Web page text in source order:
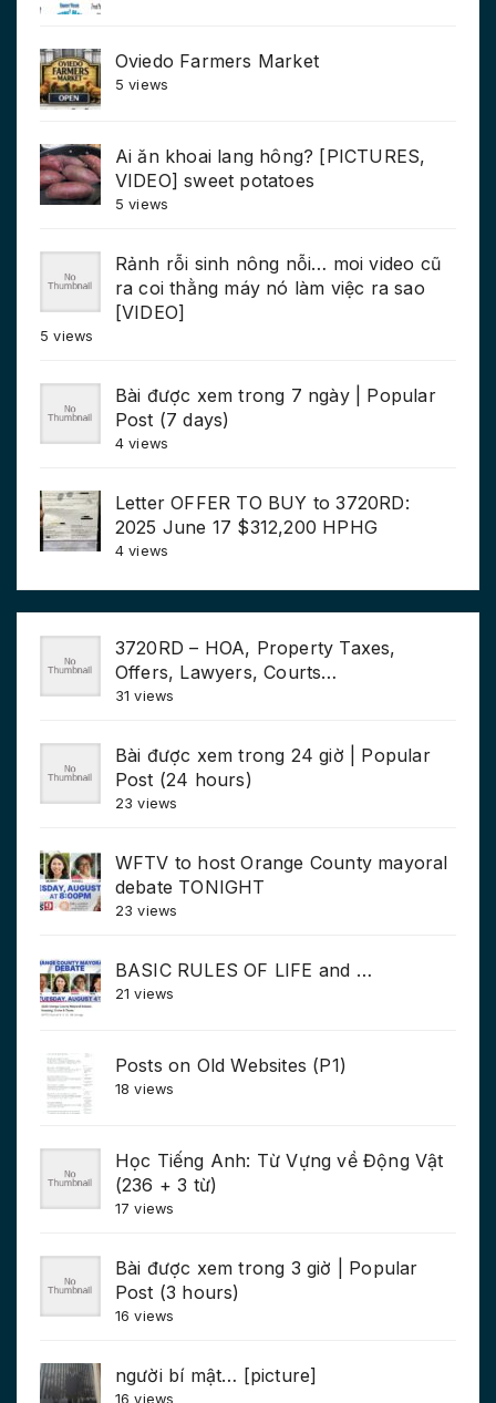
Oviedo Farmers Market
5 views
Ai ăn khoai lang hông? [PICTURES,
VIDEO] sweet potatoes
5 views
Rảnh rỗi sinh nông nỗi… moi video cũ
ra coi thằng máy nó làm việc ra sao
[VIDEO]
5 views
Bài được xem trong 7 ngày | Popular
Post (7 days)
4 views
Letter OFFER TO BUY to 3720RD:
2025 June 17 $312,200 HPHG
4 views
3720RD – HOA, Property Taxes,
Offers, Lawyers, Courts…
31 views
Bài được xem trong 24 giờ | Popular
Post (24 hours)
23 views
WFTV to host Orange County mayoral
debate TONIGHT
23 views
BASIC RULES OF LIFE and …
21 views
Posts on Old Websites (P1)
18 views
Học Tiếng Anh: Từ Vựng về Động Vật
(236 + 3 từ)
17 views
Bài được xem trong 3 giờ | Popular
Post (3 hours)
16 views
người bí mật… [picture]
16 views